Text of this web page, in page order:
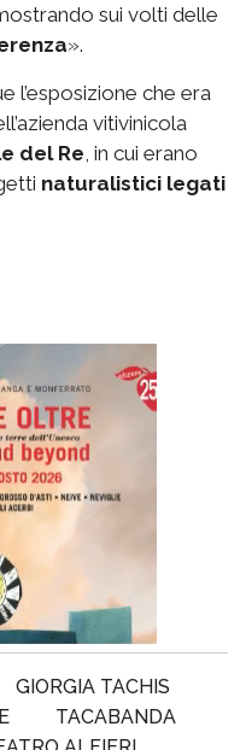
sui volti delle
».
l’esposizione che era
vitivinicola
del Re , in cui erano
naturalistici legati
GIORGIA TACHIS
TACABANDA